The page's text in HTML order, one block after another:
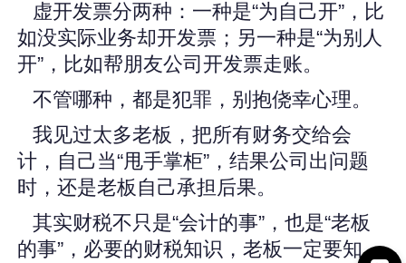
虚开发票分两种：一种是“为自己开”，比
如没实际业务却开发票；另一种是“为别人
开”，比如帮朋友公司开发票走账。
不管哪种，都是犯罪，别抱侥幸心理。
我见过太多老板，把所有财务交给会
计，自己当“甩手掌柜”，结果公司出问题
时，还是老板自己承担后果。
其实财税不只是“会计的事”，也是“老板
的事”，必要的财税知识，老板一定要知